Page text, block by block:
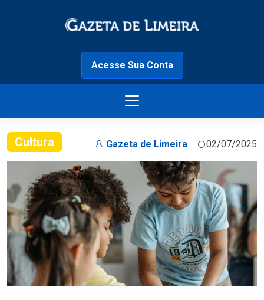
Acesse Sua Conta
Cultura Gazeta de Limeira 02/07/2025